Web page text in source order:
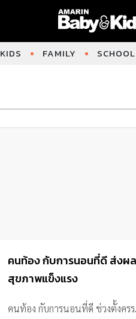
FAMILY
คนท้อง กับการนอนที่ดี ส่งผ
สุขภาพแข็งแรง
คนท้อง กับการนอนที่ดี ช่วงตั้งครร